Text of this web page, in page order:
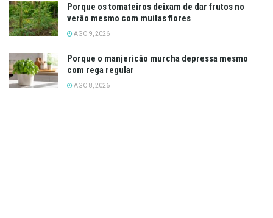
Porque os tomateiros deixam de dar frutos no
verão mesmo com muitas flores
AGO 9, 2026
Porque o manjericão murcha depressa mesmo
com rega regular
AGO 8, 2026